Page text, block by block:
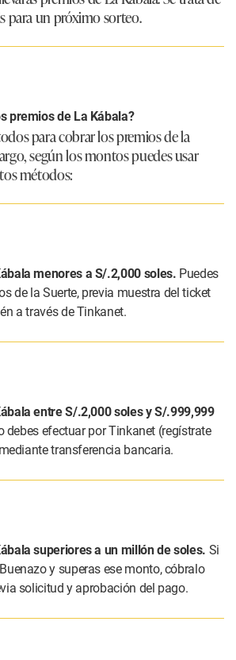
para un próximo sorteo.
premios de La Kábala?
para cobrar los premios de la
según los montos puedes usar
métodos:
menores a S/.2,000 soles. Puedes
de la Suerte, previa muestra del ticket
a través de Tinkanet.
entre S/.2,000 soles y S/.999,999
debes efectuar por Tinkanet (regístrate
transferencia bancaria.
superiores a un millón de soles. Si
y superas ese monto, cóbralo
solicitud y aprobación del pago.